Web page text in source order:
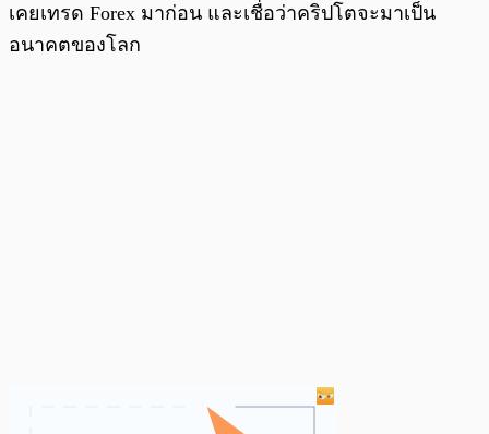
เคยเทรด Forex มาก่อน และเชื่อว่าคริปโตจะมาเป็น
อนาคตของโลก